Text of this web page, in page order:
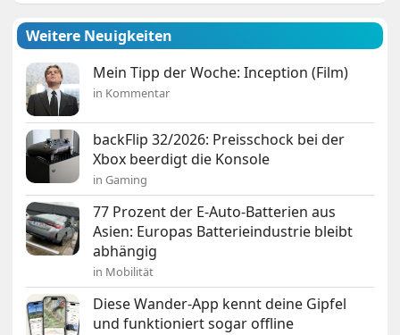
Weitere Neuigkeiten
Mein Tipp der Woche: Inception (Film)
in Kommentar
backFlip 32/2026: Preisschock bei der
Xbox beerdigt die Konsole
in Gaming
77 Prozent der E-Auto-Batterien aus
Asien: Europas Batterieindustrie bleibt
abhängig
in Mobilität
Diese Wander-App kennt deine Gipfel
und funktioniert sogar offline